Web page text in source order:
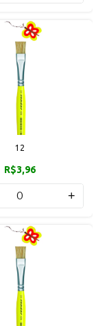
12
R$3,96
+